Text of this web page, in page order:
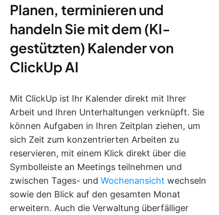
Planen, terminieren und
handeln Sie mit dem (KI-
gestützten) Kalender von
ClickUp AI
Mit ClickUp ist Ihr Kalender direkt mit Ihrer
Arbeit und Ihren Unterhaltungen verknüpft. Sie
können Aufgaben in Ihren Zeitplan ziehen, um
sich Zeit zum konzentrierten Arbeiten zu
reservieren, mit einem Klick direkt über die
Symbolleiste an Meetings teilnehmen und
zwischen Tages- und Wochenansicht wechseln
sowie den Blick auf den gesamten Monat
erweitern. Auch die Verwaltung überfälliger